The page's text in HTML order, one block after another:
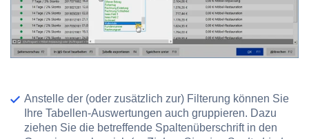
Anstelle der (oder zusätzlich zur) Filterung können Sie
Ihre Tabellen-Auswertungen auch gruppieren. Dazu
ziehen Sie die betreffende Spaltenüberschrift in den